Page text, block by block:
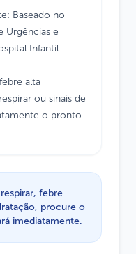
Baseado no
Urgências e
Infantil
alta
ou sinais de
o pronto
febre
procure o
imediatamente.